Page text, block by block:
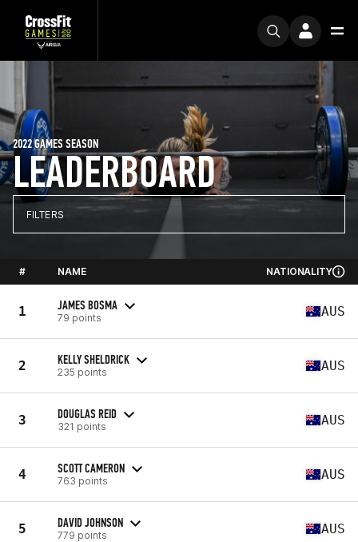
LEADERBOARD
2022 GAMES SEASON
FILTERS
# NAME NATIONALITY
1 JAMES BOSMA
79 points AUS
2 KELLY SHELDRICK
235 points AUS
3 DOUGLAS REID
321 points AUS
4 SCOTT CAMERON
763 points AUS
5 DAVID JOHNSON
779 points AUS